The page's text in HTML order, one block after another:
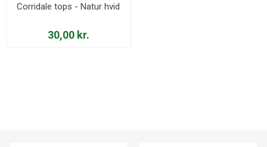
Corridale tops - Natur hvid
30,00 kr.